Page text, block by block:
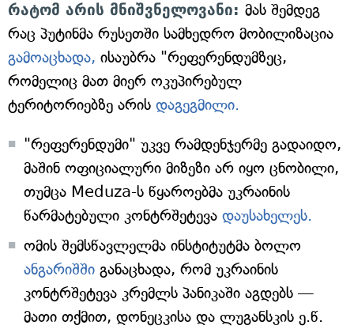
რატომ არის მნიშვნელოვანი: მას შემდეგ
რაც პუტინმა რუსეთში სამხედრო მობილიზაცია
გამოაცხადა, ისაუბრა "რეფერენდუმზეც,
რომელიც მათ მიერ ოკუპირებულ
ტერიტორიებზე არის დაგეგმილი.
"რეფერენდუმი" უკვე რამდენჯერმე გადაიდო,
მაშინ ოფიციალური მიზეზი არ იყო ცნობილი,
თუმცა Meduza-ს წყაროებმა უკრაინის
წარმატებული კონტრშეტევა დაუსახელეს.
ომის შემსწავლელმა ინსტიტუტმა ბოლო
ანგარიშში განაცხადა, რომ უკრაინის
კონტრშეტევა კრემლს პანიკაში აგდებს —
მათი თქმით, დონეცკისა და ლუგანსკის ე.წ.